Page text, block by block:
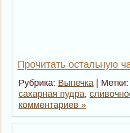
Прочитать остальную
Рубрика: Выпечка | Метки:
сахарная пудра,
комментариев »